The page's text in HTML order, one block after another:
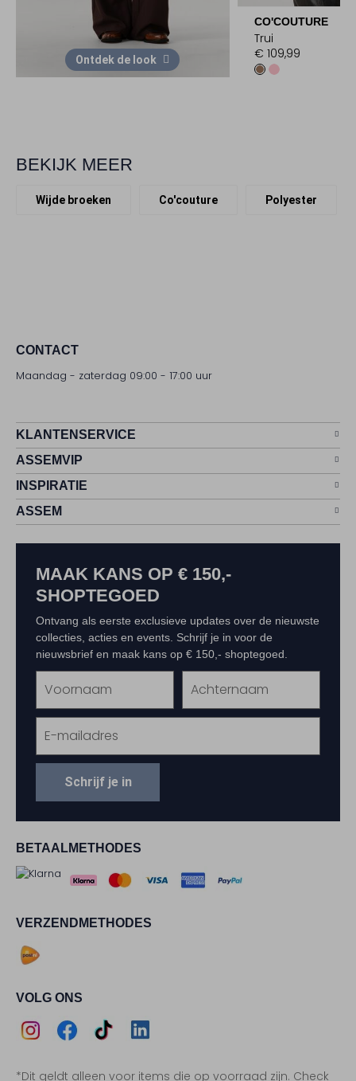
Ontdek de look
CO'COUTURE
Trui
€ 109,99
BEKIJK MEER
Wijde broeken Co'couture Polyester
CONTACT
Maandag - zaterdag 09:00 - 17:00 uur
KLANTENSERVICE
ASSEMVIP
INSPIRATIE
ASSEM
BETAALMETHODES
VERZENDMETHODES
VOLG ONS
*Dit geldt alleen voor items die op voorraad zijn. Check
MAAK KANS OP € 150,-
SHOPTEGOED
Ontvang als eerste exclusieve updates over de nieuwste
collecties, acties en events. Schrijf je in voor de
nieuwsbrief en maak kans op € 150,- shoptegoed.
Schrijf je in